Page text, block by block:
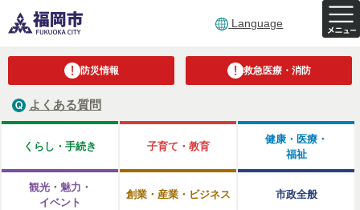
Language
防災情報 救急医療・消防
よくある質問
くらし・手続き 子育て・教育
健康・医療・
福祉
観光・魅力・
イベント
創業・産業・ビジネス 市政全般